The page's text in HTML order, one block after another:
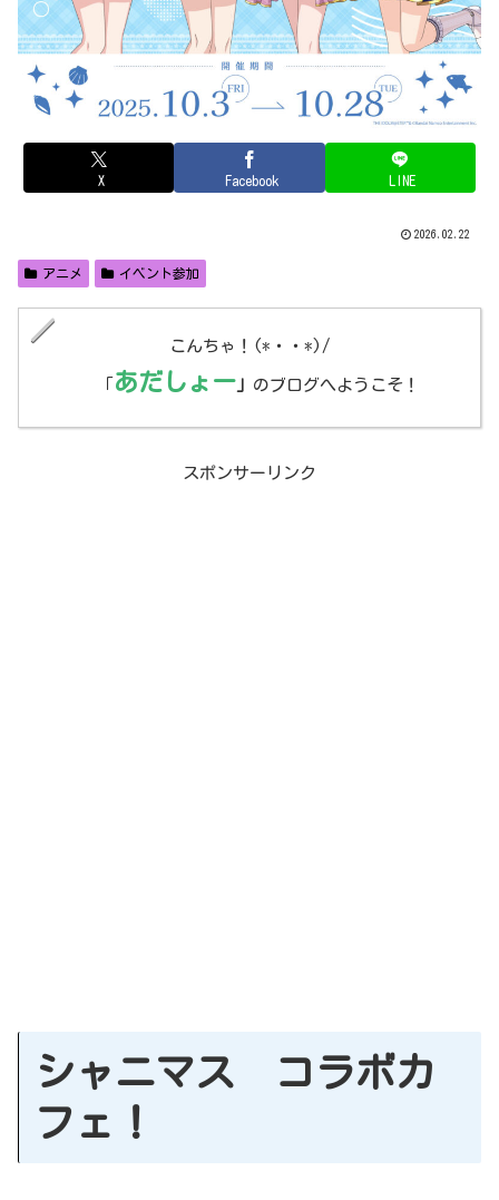
X Facebook LINE
2026.02.22
アニメ イベント参加
こんちゃ！(*・・*)/
あだしょー」 のブログへようこそ！
スポンサーリンク
シャニマス コラボカ
フェ！